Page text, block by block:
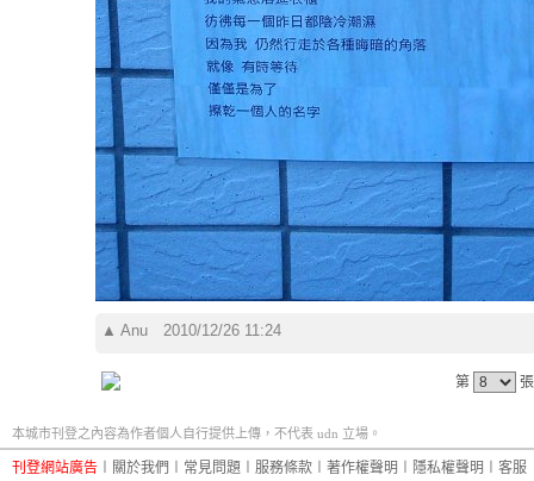
▲ Anu 2010/12/26 11:24
第
本城市刊登之內容為作者個人自行提供上傳，不代表 udn 立場。
刊登網站廣告 關於我們 常見問題 服務條款 著作權聲明 隱私權聲明 客服